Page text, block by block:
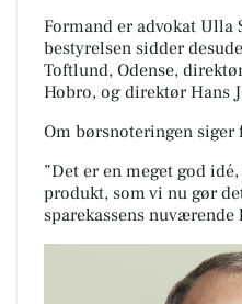
Formand er advokat Ulla
bestyrelsen sidder
Toftlund, Odense,
Hobro, og direktør Hans
Om børsnoteringen siger
”Det er en meget god
produkt, som vi nu gør
sparekassens nuværende